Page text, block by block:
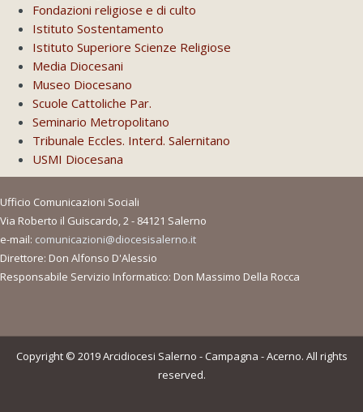
Fondazioni religiose e di culto
Istituto Sostentamento
Istituto Superiore Scienze Religiose
Media Diocesani
Museo Diocesano
Scuole Cattoliche Par.
Seminario Metropolitano
Tribunale Eccles. Interd. Salernitano
USMI Diocesana
Ufficio Comunicazioni Sociali
Via Roberto il Guiscardo, 2 - 84121 Salerno
e-mail: comunicazioni@diocesisalerno.it
Direttore: Don Alfonso D'Alessio
Responsabile Servizio Informatico: Don Massimo Della Rocca
Copyright © 2019 Arcidiocesi Salerno - Campagna - Acerno. All rights
reserved.